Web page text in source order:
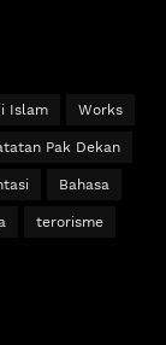
Islam Works
Pak Dekan
Bahasa
terorisme